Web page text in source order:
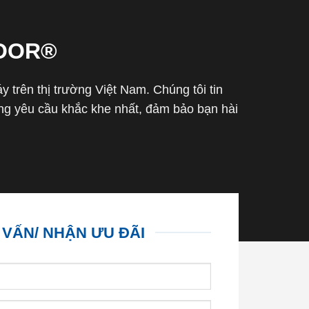
trên thị trường Việt Nam. Chúng tôi tin
yêu cầu khắc khe nhất, đảm bảo bạn hài
NHẬN ƯU ĐÃI